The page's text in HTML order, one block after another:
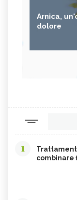
Arnica,
dolore
1
combinare